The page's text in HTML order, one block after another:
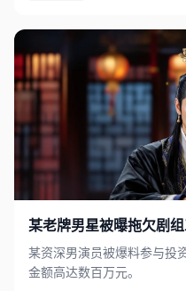
某老牌男星被曝拖欠剧
某资深男演员被爆料参与投
金额高达数百万元。